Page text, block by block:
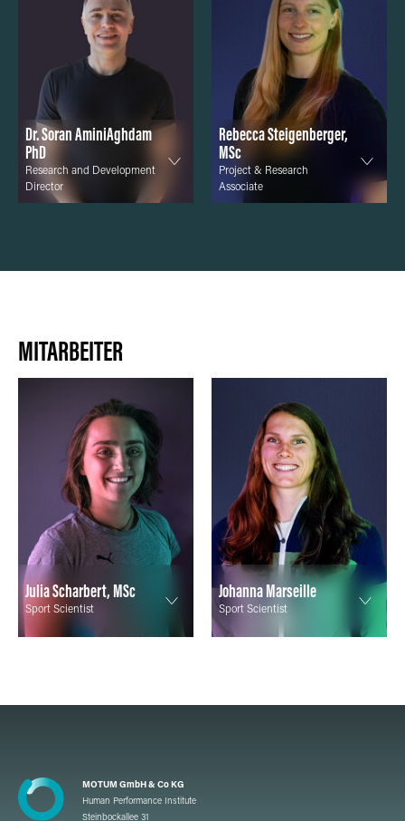
Dr. Soran AminiAghdam
PhD
Research and Development
Director
Rebecca Steigenberger,
MSc
Project & Research
Associate
MITARBEITER
Julia Scharbert, MSc
Sport Scientist
Johanna Marseille
Sport Scientist
MOTUM GmbH & Co KG
Human Performance Institute
Steinbockallee 31